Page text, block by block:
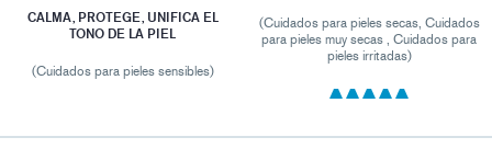
CALMA, PROTEGE, UNIFICA EL
TONO DE LA PIEL
(Cuidados para pieles sensibles)
(Cuidados para pieles secas, Cuidados
para pieles muy secas , Cuidados para
pieles irritadas)